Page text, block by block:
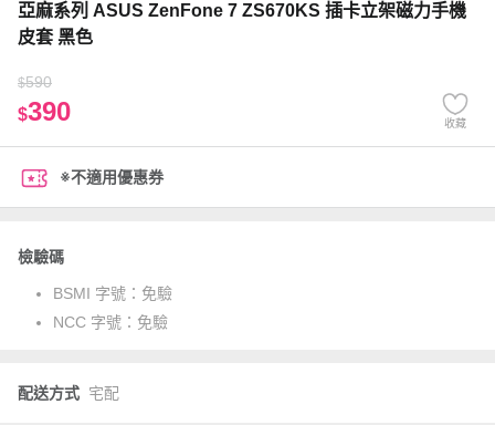
亞麻系列 ASUS ZenFone 7 ZS670KS 插卡立架磁力手機
皮套 黑色
$590
$390 收藏
※不適用優惠券
檢驗碼
BSMI 字號： 免驗
NCC 字號： 免驗
配送方式 宅配